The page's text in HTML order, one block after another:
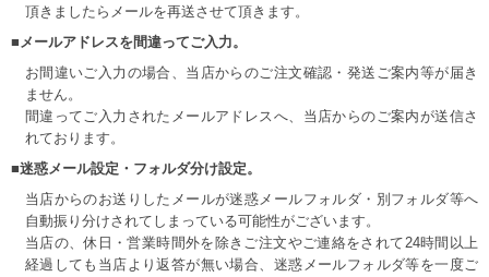
頂きましたらメールを再送させて頂きます。
■メールアドレスを間違ってご入力。
お間違いご入力の場合、当店からのご注文確認・発送ご案内等が届き
ません。
間違ってご入力されたメールアドレスへ、当店からのご案内が送信さ
れております。
■迷惑メール設定・フォルダ分け設定。
当店からのお送りしたメールが迷惑メールフォルダ・別フォルダ等へ
自動振り分けされてしまっている可能性がございます。
当店の、休日・営業時間外を除きご注文やご連絡をされて24時間以上
経過しても当店より返答が無い場合、迷惑メールフォルダ等を一度ご